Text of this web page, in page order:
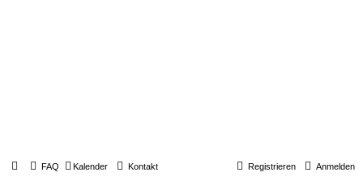
FAQ Kalender Kontakt Anmelden
Registrieren